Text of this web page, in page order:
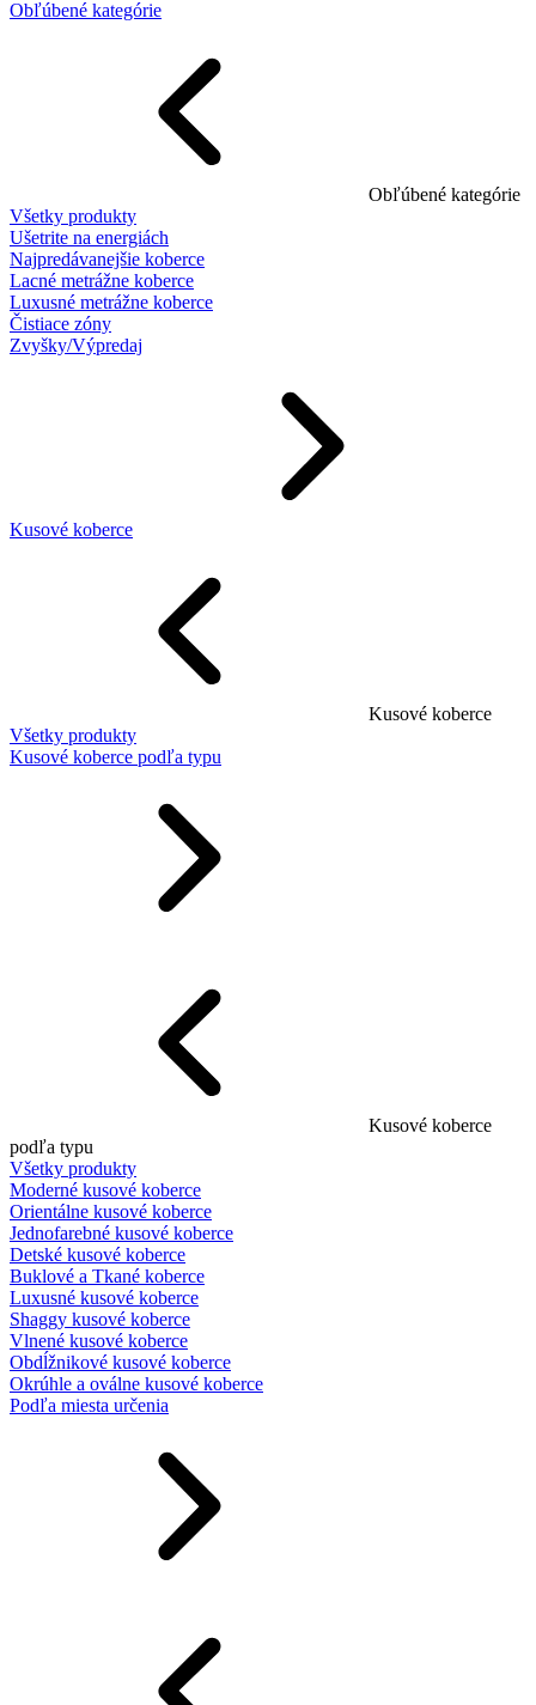
Obľúbené kategórie
Obľúbené kategórie
Všetky produkty
Ušetrite na energiách
Najpredávanejšie koberce
Lacné metrážne koberce
Luxusné metrážne koberce
Čistiace zóny
Zvyšky/Výpredaj
Kusové koberce
Kusové koberce
Všetky produkty
Kusové koberce podľa typu
Kusové koberce
podľa typu
Všetky produkty
Moderné kusové koberce
Orientálne kusové koberce
Jednofarebné kusové koberce
Detské kusové koberce
Buklové a Tkané koberce
Luxusné kusové koberce
Shaggy kusové koberce
Vlnené kusové koberce
Obdĺžnikové kusové koberce
Okrúhle a oválne kusové koberce
Podľa miesta určenia